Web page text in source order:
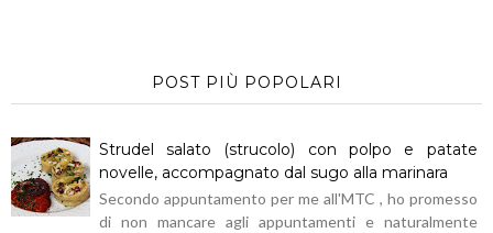
POST PIÙ POPOLARI
Strudel salato (strucolo) con polpo e patate
novelle, accompagnato dal sugo alla marinara
Secondo appuntamento per me all'MTC , ho promesso
di non mancare agli appuntamenti e naturalmente